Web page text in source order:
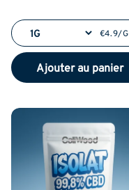
€4.9/G
Ajouter au panier